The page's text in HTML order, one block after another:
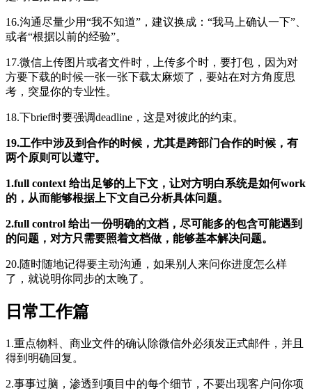
16.沟通尽量少用“我不知道”，建议换成：“我马上确认一下”、
或者“根据以前的经验”。
17.微信上传图片或者文件时，上传多个时，要打包，因为对
方要下载的时候一张一张下载太麻烦了，要站在对方角度思
考，突显你的专业性。
18.下brief时要强调deadline，这是对彼此的约束。
19.工作中涉及到合作的时候，尤其是跨部门合作的时候，有
两个原则可以遵守。
1.full context 给出足够的上下文，让对方明白系统是如何work
的，从而能够根据上下文自己分析具体问题。
2.full control 给出一份明确的文档，尽可能多的包含可能遇到
的问题，对方只需要照着文档做，能够基本解决问题。
20.随时随地记得要主动沟通，如果别人来问你进度怎么样
了，就说明你同步的太晚了。
日常工作篇
1.重点物料、商业文件的确认除微信外必须发正式邮件，并且
得到明确回复。
2.事事过脑，渗透到项目中的每个细节，不要出现客户问你项